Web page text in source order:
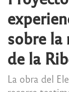
sobre la
de la
La obra del